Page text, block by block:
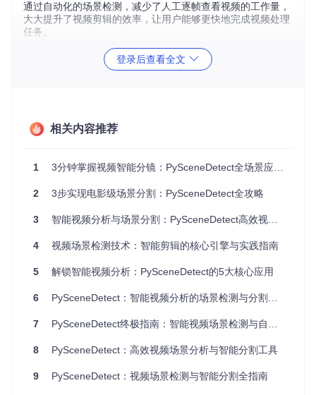
通过自动化的场景检测，减少了人工逐帧查看视频的工作量，
大大提升了视频剪辑的效率，让用户能够更快地完成视频处理
任务。
支持多样化输出需求
二、场景案例：2大实际应用场景详解
导入视频文件 ：将教育课程视频导入PySceneDetect工
具。
设置检测参数：根据课程内容特点，选择合适的检测算法
和参数，如设置合适的阈值来识别PPT切换等场景变化。
执行切割操作：运行工具，自动将视频分割为不同的课程
直播回放标记：4步完成精彩瞬间提取
ct中。
式，如基于内容的检测算法。
间，如观众互动高潮、重要讲解部分等。
或时间戳文件。
登录后查看全文
相关内容推荐
1 3分钟掌握视频智能分镜：PySceneDetect全场景应用指南
2 3步实现电影级场景分割：PySceneDetect全攻略
3 智能视频分析与场景分割：PySceneDetect高效视频处理解决方案
4 视频场景检测技术：智能剪辑的核心引擎与实践指南
5 解锁智能视频分析：PySceneDetect的5大核心应用
6 PySceneDetect：智能视频分析的场景检测与分割解决方案
7 PySceneDetect终极指南：智能视频场景检测与自动分割
8 PySceneDetect：高效视频场景分析与智能分割工具
9 PySceneDetect：视频场景检测与智能分割全指南